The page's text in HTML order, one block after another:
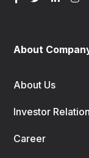
About
About Us
Investor Relation
Career